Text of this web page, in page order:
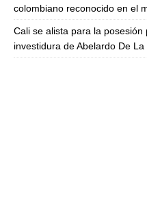
colombiano reconocido en el
Cali se alista para la
investidura de Abelardo De